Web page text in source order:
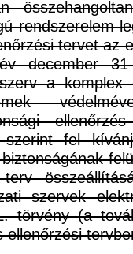
rendszerelem
tervet az
december
a komplex
szerint fel
terv
szervek
törvény (a
ellenőrzési